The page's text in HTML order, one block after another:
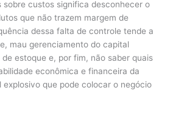
custos significa desconhecer o
que não trazem margem de
dessa falta de controle tende a
mau gerenciamento do capital
estoque e, por fim, não saber quais
econômica e financeira da
explosivo que pode colocar o negócio